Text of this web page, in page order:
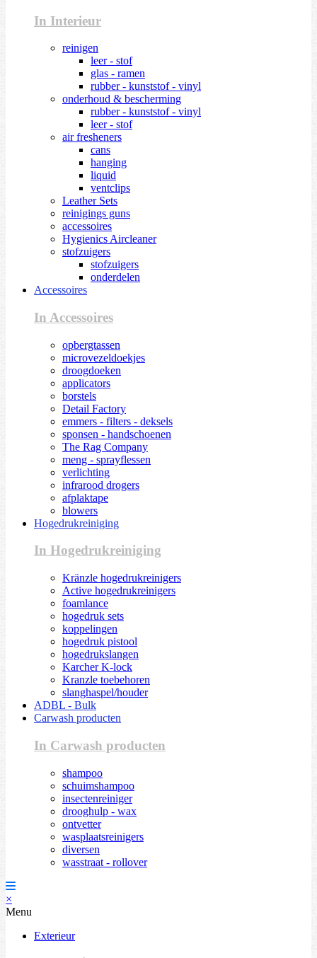
In Interieur
reinigen
leer - stof
glas - ramen
rubber - kunststof - vinyl
onderhoud & bescherming
rubber - kunststof - vinyl
leer - stof
air fresheners
cans
hanging
liquid
ventclips
Leather Sets
reinigings guns
accessoires
Hygienics Aircleaner
stofzuigers
stofzuigers
onderdelen
Accessoires
In Accessoires
opbergtassen
microvezeldoekjes
droogdoeken
applicators
borstels
Detail Factory
emmers - filters - deksels
sponsen - handschoenen
The Rag Company
meng - sprayflessen
verlichting
infrarood drogers
afplaktape
blowers
Hogedrukreiniging
In Hogedrukreiniging
Kränzle hogedrukreinigers
Active hogedrukreinigers
foamlance
hogedruk sets
koppelingen
hogedruk pistool
hogedrukslangen
Karcher K-lock
Kranzle toebehoren
slanghaspel/houder
ADBL - Bulk
Carwash producten
In Carwash producten
shampoo
schuimshampoo
insectenreiniger
drooghulp - wax
ontvetter
wasplaatsreinigers
diversen
wasstraat - rollover
×
Menu
Exterieur